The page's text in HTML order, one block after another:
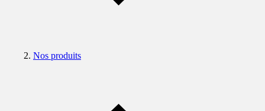
Nos produits